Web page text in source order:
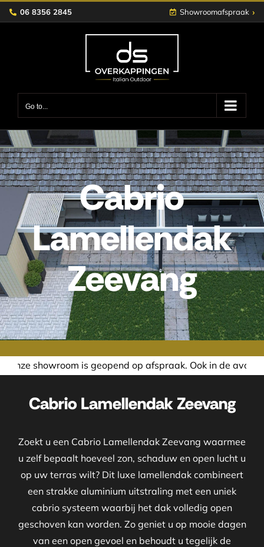
Skip
to
06 8356 2845 Showroomafspraak ›
Go to...
Cabrio
Lamellendak
Zeevang
geopend op afspraak. Ook in de avond of in het
Cabrio Lamellendak Zeevang
Zoekt u een Cabrio Lamellendak Zeevang waarmee
u zelf bepaalt hoeveel zon, schaduw en open lucht u
op uw terras wilt? Dit luxe lamellendak combineert
een strakke aluminium uitstraling met een uniek
cabrio systeem waarbij het dak volledig open
geschoven kan worden. Zo geniet u op mooie dagen
van een open gevoel en behoudt u tegelijk de